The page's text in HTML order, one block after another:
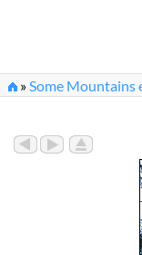
»Some Mountains